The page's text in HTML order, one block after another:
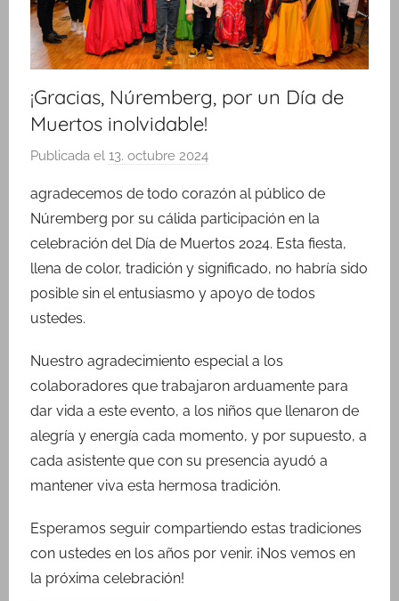
¡Gracias, Núremberg, por un Día de
Muertos inolvidable!
Publicada el 13. octubre 2024
r
M
a
r
í
n
k
agradecemos de todo corazón al público de
Núremberg por su cálida participación en la
celebración del Día de Muertos 2024. Esta fiesta,
llena de color, tradición y significado, no habría sido
posible sin el entusiasmo y apoyo de todos
ustedes.
Nuestro agradecimiento especial a los
colaboradores que trabajaron arduamente para
dar vida a este evento, a los niños que llenaron de
alegría y energía cada momento, y por supuesto, a
cada asistente que con su presencia ayudó a
mantener viva esta hermosa tradición.
Esperamos seguir compartiendo estas tradiciones
con ustedes en los años por venir. ¡Nos vemos en
la próxima celebración!